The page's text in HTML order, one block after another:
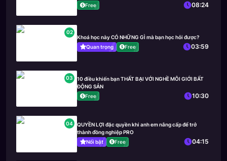
Free
08:24
02
Khoá học này CÓ NHỮNG GÌ mà bạn học hỏi được?
Quan trọng
Free 03:59
03
10 điều khiến bạn THẤT BẠI VỚI NGHỀ MÔI GIỚI BẤT
ĐỘNG SẢN
Free
10:30
04
QUYỀN LỢI đặc quyền khi anh em nâng cấp để trở
thành đồng nghiệp PRO
Nổi bật
Free 04:15